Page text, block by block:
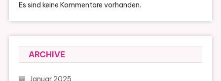
Es sind keine Kommentare vorhanden.
ARCHIVE
Januar 2025